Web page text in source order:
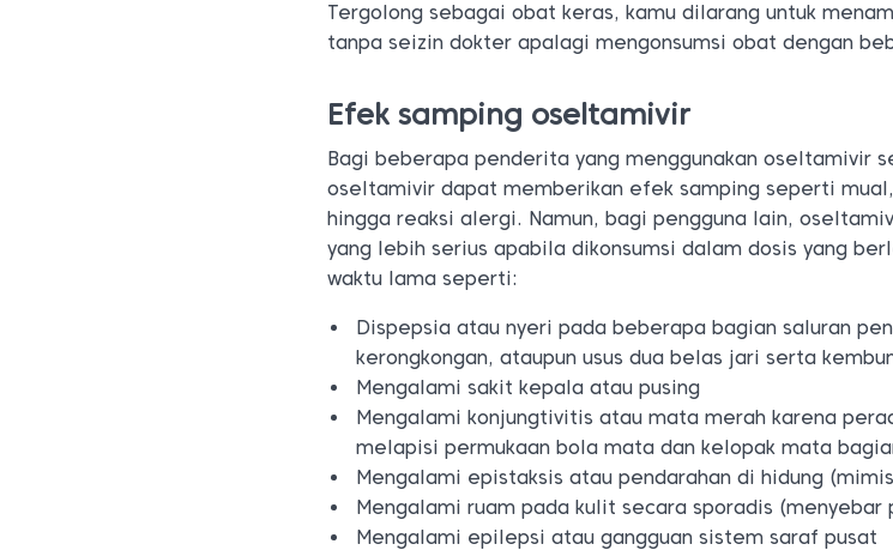
Tergolong sebagai obat keras, kamu dilarang untuk
tanpa seizin dokter apalagi mengonsumsi obat dengan
Efek samping oseltamivir
Bagi beberapa penderita yang menggunakan oseltamivir
oseltamivir dapat memberikan efek samping seperti
hingga reaksi alergi. Namun, bagi pengguna lain,
yang lebih serius apabila dikonsumsi dalam dosis yang
waktu lama seperti:
Dispepsia atau nyeri pada beberapa bagian saluran
kerongkongan, ataupun usus dua belas jari serta
Mengalami sakit kepala atau pusing
Mengalami konjungtivitis atau mata merah karena
melapisi permukaan bola mata dan kelopak mata
Mengalami epistaksis atau pendarahan di hidung
Mengalami ruam pada kulit secara sporadis (menyebar
Mengalami epilepsi atau gangguan sistem saraf pusat